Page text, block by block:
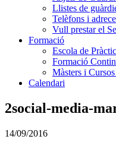
Llistes de
Telèfons i
Vull prestar el
Formació
Escola de
Formació
Màsters i
Calendari
2social-media-
14/09/2016